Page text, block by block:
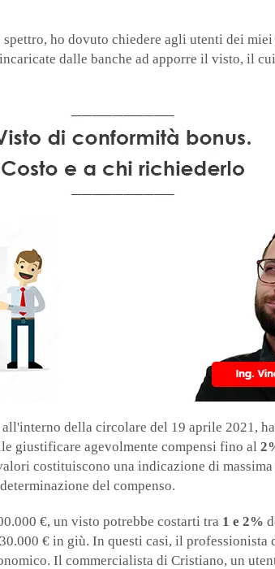
ho dovuto chiedere agli utenti dei
dalle banche ad apporre il visto, il
della circolare del 19 aprile 2021,
giustificare agevolmente compensi fino al
costituiscono una indicazione di
del compenso.
€, un visto potrebbe costarti tra 1 e 2%
€ in giù. In questi casi, il
Il commercialista di Cristiano, un